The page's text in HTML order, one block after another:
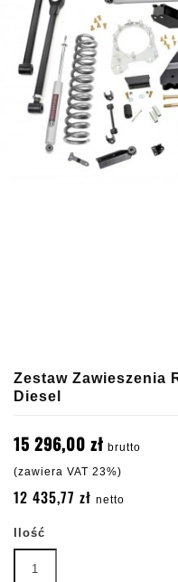
Zestaw Zawieszenia
Diesel
15 296,00 zł brutto
(zawiera VAT 23%)
12 435,77 zł netto
Ilość